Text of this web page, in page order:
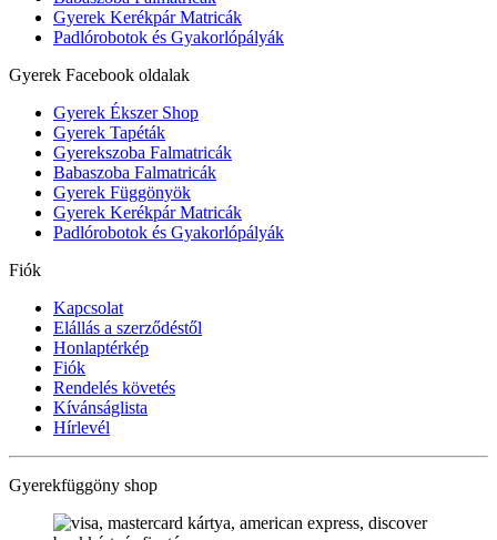
Gyerek Kerékpár Matricák
Padlórobotok és Gyakorlópályák
Gyerek Facebook oldalak
Gyerek Ékszer Shop
Gyerek Tapéták
Gyerekszoba Falmatricák
Babaszoba Falmatricák
Gyerek Függönyök
Gyerek Kerékpár Matricák
Padlórobotok és Gyakorlópályák
Fiók
Kapcsolat
Elállás a szerződéstől
Honlaptérkép
Fiók
Rendelés követés
Kívánságlista
Hírlevél
Gyerekfüggöny shop